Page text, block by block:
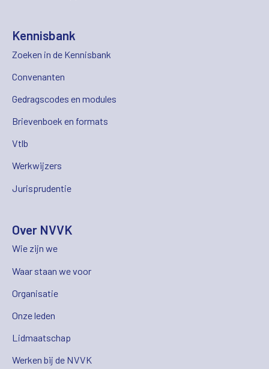
Kennisbank
Zoeken in de Kennisbank
Convenanten
Gedragscodes en modules
Brievenboek en formats
Vtlb
Werkwijzers
Jurisprudentie
Over NVVK
Wie zijn we
Waar staan we voor
Organisatie
Onze leden
Lidmaatschap
Werken bij de NVVK